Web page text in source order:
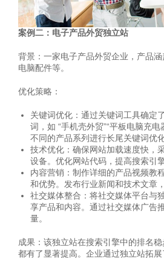
案例二：电子产品外贸独立站
背景：一家电子产品外贸企业，产品
电脑配件等。
优化策略：
关键词优化：通过关键词工具确定
词，如 “手机壳外贸”“平板电脑充
不同的产品系列进行长尾关键词优化
技术优化：确保网站加载速度快，
设备。优化网站代码，提高搜索引
内容营销：制作详细的产品视频教
和优势。发布行业新闻和技术文章
社交媒体整合：将社交媒体平台与
享产品和内容。通过社交媒体广告
量。
成果：该独立站在搜索引擎中的排名
都有了显著提高。企业通过独立站拓